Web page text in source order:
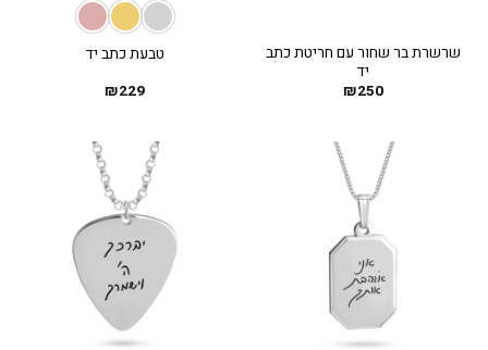
שרשרת בר שחור עם חריטת כתב
יד
₪250
טבעת כתב יד
₪229